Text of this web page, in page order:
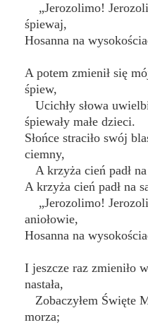
„Jerozolimo!
śpiewaj,
Hosanna na
A potem zmienił się
śpiew,
Ucichły słowa
śpiewały małe dzieci.
Słońce straciło swój
ciemny,
A krzyża cień padł
A krzyża cień padł na
„Jerozolimo!
aniołowie,
Hosanna na
I jeszcze raz zmieniło
nastała,
Zobaczyłem Święte
morza;